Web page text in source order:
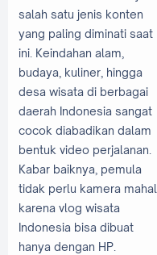
salah satu jenis konten
yang paling diminati saat
ini. Keindahan alam,
budaya, kuliner, hingga
desa wisata di berbagai
daerah Indonesia sangat
cocok diabadikan dalam
bentuk video perjalanan.
Kabar baiknya, pemula
tidak perlu kamera mahal
karena vlog wisata
Indonesia bisa dibuat
hanya dengan HP.